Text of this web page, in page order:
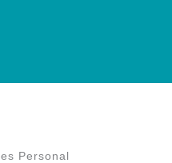
Personal